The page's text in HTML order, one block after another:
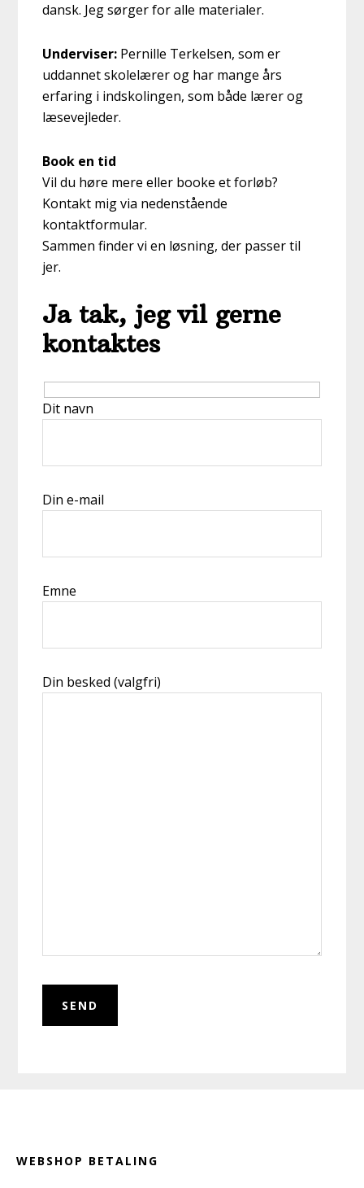
dansk. Jeg sørger for alle materialer.
Underviser: Pernille Terkelsen, som er
uddannet skolelærer og har mange års
erfaring i indskolingen, som både lærer og
læsevejleder.
Book en tid
Vil du høre mere eller booke et forløb?
Kontakt mig via nedenstående
kontaktformular.
Sammen finder vi en løsning, der passer til
jer.
Ja tak, jeg vil gerne
kontaktes
Dit navn
Din e-mail
Emne
Din besked (valgfri)
WEBSHOP BETALING